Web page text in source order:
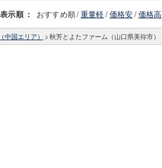
表示順 ： おすすめ順/重量軽/価格安/価格高
中国エリア） > 秋芳とよたファーム（山口県美祢市）